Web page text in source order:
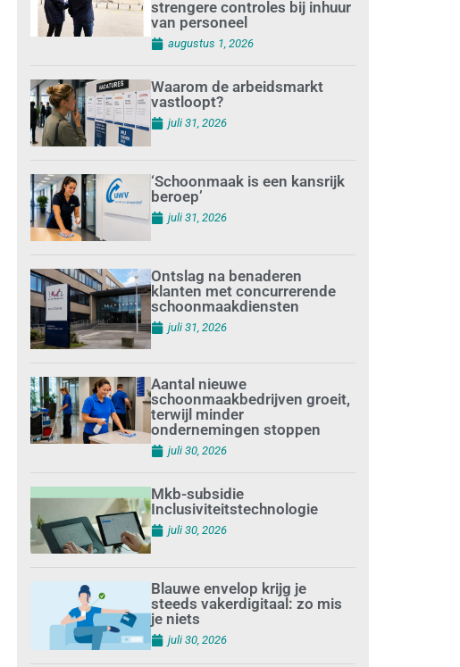
strengere controles bij inhuur
van personeel
augustus 1, 2026
Waarom de arbeidsmarkt
vastloopt?
juli 31, 2026
‘Schoonmaak is een kansrijk
beroep’
juli 31, 2026
Ontslag na benaderen
klanten met concurrerende
schoonmaakdiensten
juli 31, 2026
Aantal nieuwe
schoonmaakbedrijven groeit,
terwijl minder
ondernemingen stoppen
juli 30, 2026
Mkb-subsidie
Inclusiviteitstechnologie
juli 30, 2026
Blauwe envelop krijg je
steeds vakerdigitaal: zo mis
je niets
juli 30, 2026